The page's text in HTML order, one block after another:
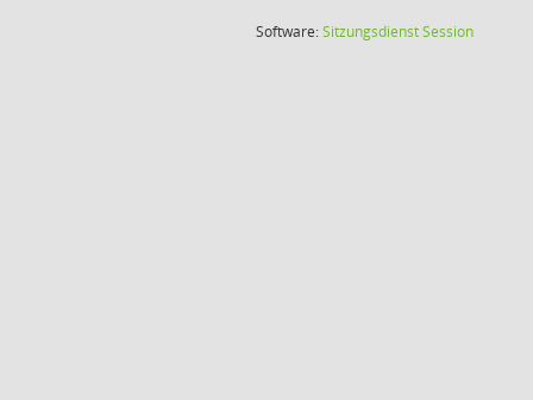
Software:SitzungsdienstSession(Wird in